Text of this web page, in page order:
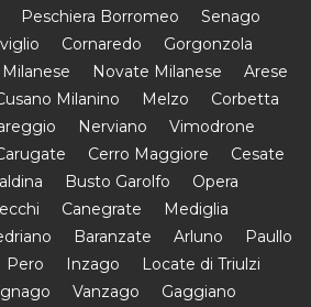
Peschiera Borromeo
Senago
Cornaredo
Gorgonzola
Novate Milanese
Arese
Milanino Melzo
Corbetta
Nerviano
Vimodrone
Cerro Maggiore
Cesate
Busto Garolfo
Opera
Canegrate
Mediglia
Baranzate Arluno
Paullo
Pero Inzago
Locate di Triulzi
Vanzago
Gaggiano